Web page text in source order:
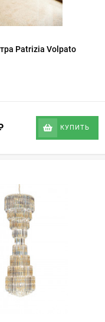
Patrizia Volpato
КУПИТЬ